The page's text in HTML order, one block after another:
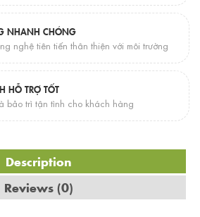
NHANH CHÓNG
nghệ tiên tiến thân thiện với môi trường
HỖ TRỢ TỐT
bảo trì tận tình cho khách hàng
Description
Reviews (0)